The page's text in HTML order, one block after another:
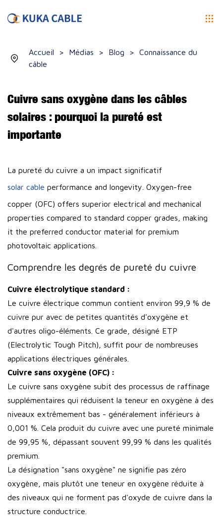
Accueil > Médias > Blog > Connaissance du
câble
Cuivre sans oxygène dans les câbles
solaires : pourquoi la pureté est
importante
La pureté du cuivre a un impact significatif
solar cable performance and longevity. Oxygen-free
copper (OFC) offers superior electrical and mechanical
properties compared to standard copper grades, making
it the preferred conductor material for premium
photovoltaic applications.
Comprendre les degrés de pureté du cuivre
Cuivre électrolytique standard :
Le cuivre électrique commun contient environ 99,9 % de
cuivre pur avec de petites quantités d'oxygène et
d'autres oligo-éléments. Ce grade, désigné ETP
(Electrolytic Tough Pitch), suffit pour de nombreuses
applications électriques générales.
Cuivre sans oxygène (OFC) :
Le cuivre sans oxygène subit des processus de raffinage
supplémentaires qui réduisent la teneur en oxygène à des
niveaux extrêmement bas - généralement inférieurs à
0,001 %. Cela produit du cuivre avec une pureté minimale
de 99,95 %, dépassant souvent 99,99 % dans les qualités
premium.
La désignation "sans oxygène" ne signifie pas zéro
oxygène, mais plutôt une teneur en oxygène réduite à
des niveaux qui ne forment pas d'oxyde de cuivre dans la
structure conductrice.